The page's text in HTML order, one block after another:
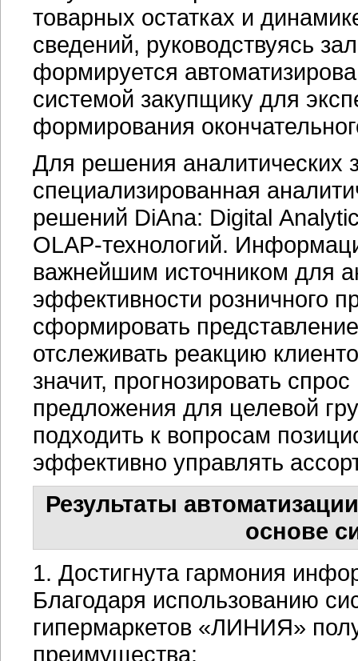
товарных остатках и
сведений, руководствуясь
формируется
системой закупщику для
формирования
Для решения аналитических
специализированная
решений DiAna: Digital
OLAP-технологий.
важнейшим источником для
эффективности розничного
сформировать
отслеживать реакцию
значит, прогнозировать
предложения для целевой
подходить к вопросам
эффективно управлять
Результаты
основе
1. Достигнута гармония
Благодаря использованию
гипермаркетов «ЛИНИЯ»
преимущества: